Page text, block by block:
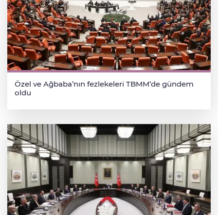
Özel ve Ağbaba’nın fezlekeleri TBMM’de gündem
oldu